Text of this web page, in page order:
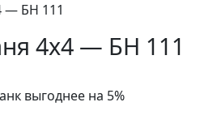
— БН 111
4х4 — БН 111
выгоднее на 5%